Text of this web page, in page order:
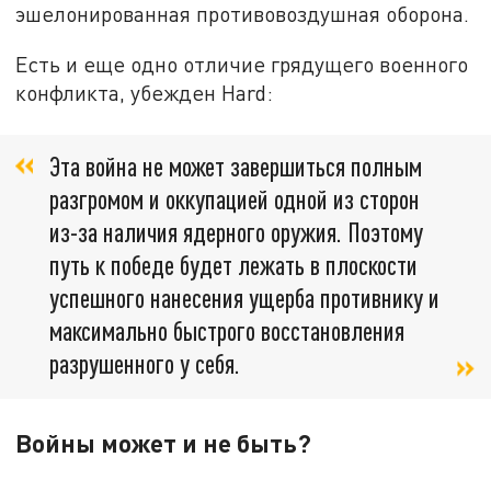
эшелонированная противовоздушная оборона.
Есть и еще одно отличие грядущего военного
конфликта, убежден Hard:
Эта война не может завершиться полным
разгромом и оккупацией одной из сторон
из-за наличия ядерного оружия. Поэтому
путь к победе будет лежать в плоскости
успешного нанесения ущерба противнику и
максимально быстрого восстановления
разрушенного у себя.
Войны может и не быть?